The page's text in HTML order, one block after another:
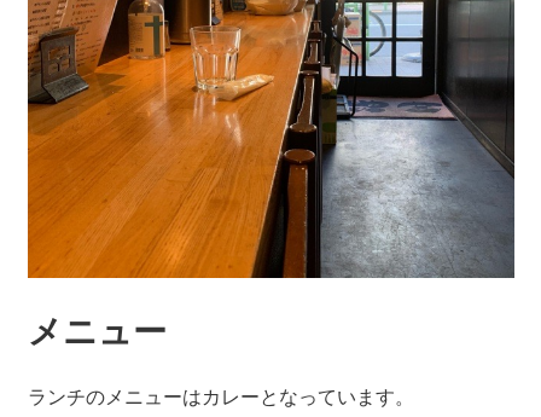
メニュー
ランチのメニューはカレーとなっています。